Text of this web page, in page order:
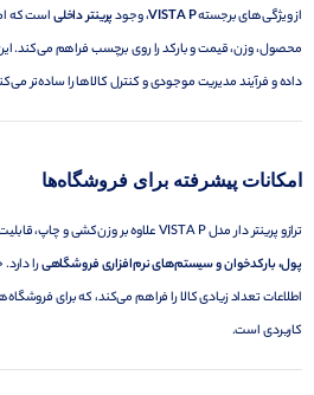
از ویژگی‌های برجستهVISTA P، وجودپرینتر داخلیاست که
محصول، وزن، قیمت و بارکد را روی برچسب فراهم می‌کند.
داده و فرآیند مدیریت موجودی و کنترل کالاها را ساده‌تر
امکانات پیشرفته برای فروشگاه‌ها
ترازو پرینتر دار مدل VISTA P علاوه بر وزن‌کشی و چاپ، قابلیت اتصال به تجهیزات جانبی مانند
پول، بارکدخوان و سیستم‌های نرم‌افزاری فروشگاهیرا
اطلاعات تعداد زیادی کالا را فراهم می‌کند، که برای
کاربردی است.